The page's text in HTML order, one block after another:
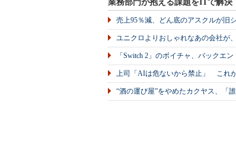
業務部門が抱える課題をITで解決
売上95％減、どん底のアスクルが旧
ユニクロよりおしゃれなあの会社が
「Switch 2」のボイチャ、バックエ
上司「AIは危ないから禁止」 これ
“酒の運び屋”をやめたカクヤス、「